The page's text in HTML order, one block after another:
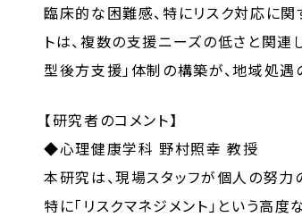
臨床的な困難感、特にリスク対応に
トは、複数の支援ニーズの低さと関
型後方支援」体制の構築が、地域処
【研究者のコメント】
◆心理健康学科 野村照幸 教授
本研究は、現場スタッフが個人の努
特に「リスクマネジメント」という高